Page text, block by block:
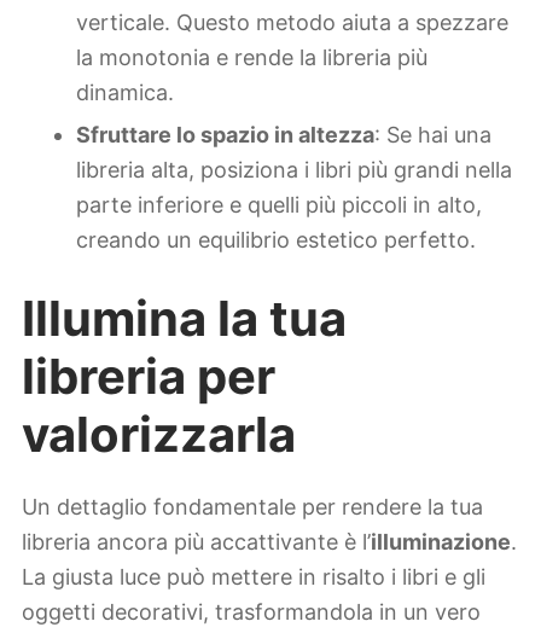
verticale. Questo metodo aiuta a spezzare
la monotonia e rende la libreria più
dinamica.
Sfruttare lo spazio in altezza: Se hai una
libreria alta, posiziona i libri più grandi nella
parte inferiore e quelli più piccoli in alto,
creando un equilibrio estetico perfetto.
Illumina la tua
libreria per
valorizzarla
Un dettaglio fondamentale per rendere la tua
libreria ancora più accattivante è l’illuminazione.
La giusta luce può mettere in risalto i libri e gli
oggetti decorativi, trasformandola in un vero